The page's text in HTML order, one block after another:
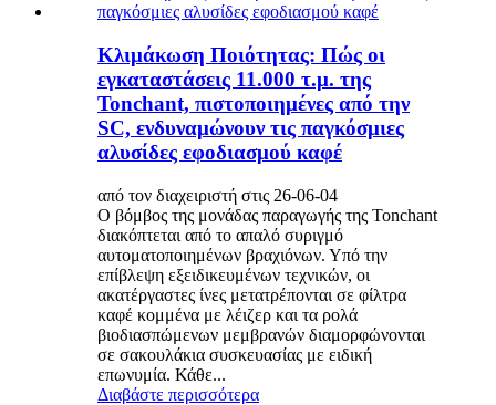
Κλιμάκωση Ποιότητας: Πώς οι
εγκαταστάσεις 11.000 τ.μ. της
Tonchant, πιστοποιημένες από την
SC, ενδυναμώνουν τις παγκόσμιες
αλυσίδες εφοδιασμού καφέ
από τον διαχειριστή στις 26-06-04
Ο βόμβος της μονάδας παραγωγής της Tonchant
διακόπτεται από το απαλό συριγμό
αυτοματοποιημένων βραχιόνων. Υπό την
επίβλεψη εξειδικευμένων τεχνικών, οι
ακατέργαστες ίνες μετατρέπονται σε φίλτρα
καφέ κομμένα με λέιζερ και τα ρολά
βιοδιασπώμενων μεμβρανών διαμορφώνονται
σε σακουλάκια συσκευασίας με ειδική
επωνυμία. Κάθε...
Διαβάστε περισσότερα